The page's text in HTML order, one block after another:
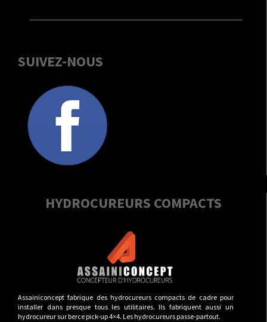
SUIVEZ-NOUS
HYDROCUREURS COMPACTS
Assainiconcept fabrique des hydrocureurs compacts de cadre pour
installer dans presque tous les utilitaires. Ils fabriquent aussi un
hydrocureur sur berce pick-up 4×4. Les hydrocureurs passe-partout.